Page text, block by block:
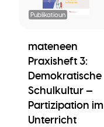
Publikatioun
mateneen
Praxisheft 3:
Demokratische
Schulkultur —
Partizipation im
Unterricht